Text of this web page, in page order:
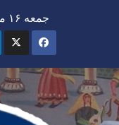
جمعه ۱۶ مرداد ۱۴۰۵